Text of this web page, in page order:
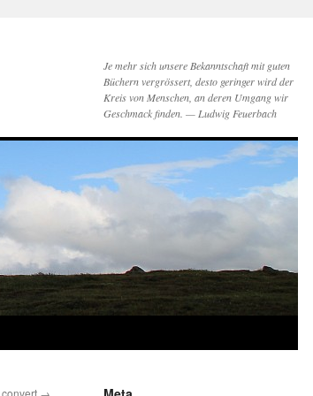
Je mehr sich unsere Bekanntschaft mit guten
Büchern vergrössert, desto geringer wird der
Kreis von Menschen, an deren Umgang wir
Geschmack finden. — Ludwig Feuerbach
→